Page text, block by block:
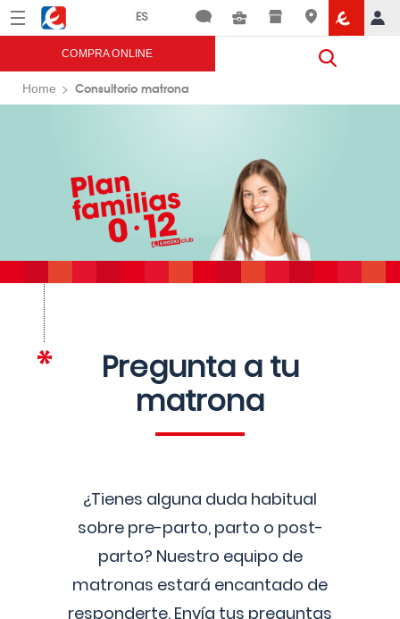
Menú Eroski
COMPRA ONLINE
Home Consultorio matrona
Pregunta a tu
matrona
¿Tienes alguna duda habitual
sobre pre-parto, parto o post-
parto? Nuestro equipo de
matronas estará encantado de
responderte. Envía tus preguntas